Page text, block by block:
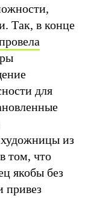
Так, в конце
для
из
том, что
якобы без
привез